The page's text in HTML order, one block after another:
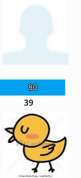
80
39